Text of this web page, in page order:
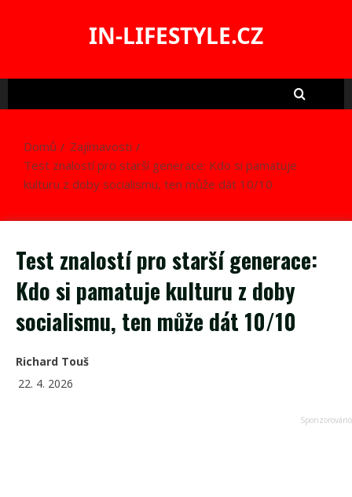
IN-LIFESTYLE.CZ
Domů
Zajímavosti
Test znalostí pro starší generace: Kdo si pamatuje
kulturu z doby socialismu, ten může dát 10/10
Test znalostí pro starší generace:
Kdo si pamatuje kulturu z doby
socialismu, ten může dát 10/10
Richard Touš
22. 4. 2026